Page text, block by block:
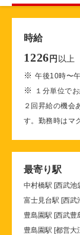
時給
1226 円 以上
※午後10時〜
※
１分単位で
２回昇給の機会
す。勤務時はマ
最寄り駅
中村橋駅 [西武池
富士見台駅 [西武
豊島園駅 [西武豊
豊島園駅 [都営大